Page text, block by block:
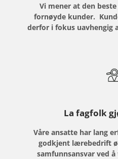
Vi mener at den
fornøyde kunder.
derfor i fokus uavhengig
La fagfolk
Våre ansatte har lang
godkjent lærebedrift
samfunnsansvar ved